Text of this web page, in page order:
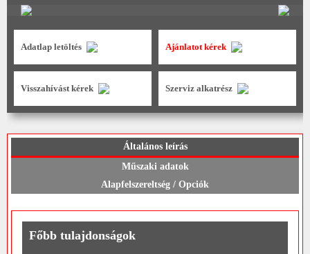
Adatlap letöltés Ajánlatot kérek
Visszahívást kérek Szerviz alkatrész
Általános leírás
Műszaki adatok
Alapfelszereltség / Opciók
Főbb tulajdonságok